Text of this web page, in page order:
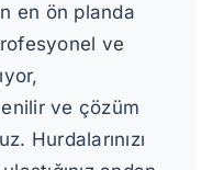
en ön planda
ve
ve çözüm
Hurdalarınızı